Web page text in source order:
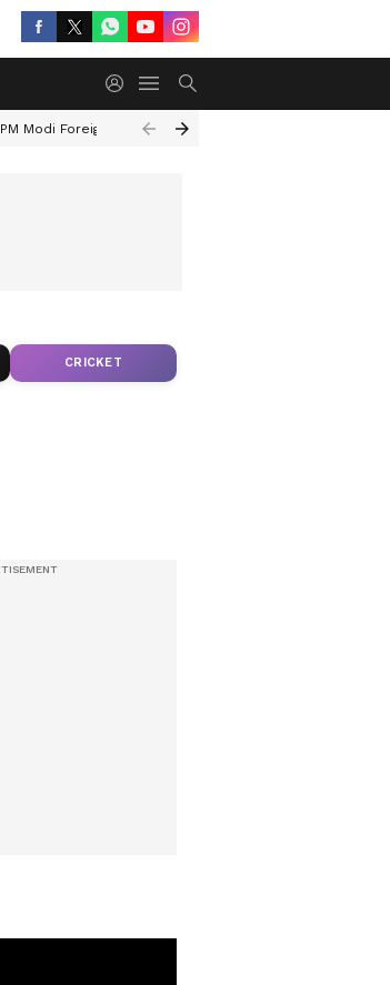
PM Modi Foreign Travel Expenditure
CRICKET